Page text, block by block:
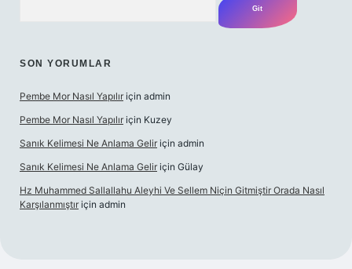
SON YORUMLAR
Pembe Mor Nasıl Yapılır için admin
Pembe Mor Nasıl Yapılır için Kuzey
Sanık Kelimesi Ne Anlama Gelir için admin
Sanık Kelimesi Ne Anlama Gelir için Gülay
Hz Muhammed Sallallahu Aleyhi Ve Sellem Niçin Gitmiştir Orada Nasıl
Karşılanmıştır için admin